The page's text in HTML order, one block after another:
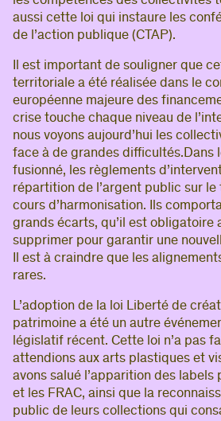
aussi cette loi qui instaure les
de l’action publique (CTAP).
Il est important de souligner que
territoriale a été réalisée dans le
européenne majeure des
crise touche chaque niveau de
nous voyons aujourd’hui les
face à de grandes difficultés.Dans
fusionné, les règlements
répartition de l’argent public sur
cours d’harmonisation. Ils
grands écarts, qu’il est obligatoire
supprimer pour garantir une
Il est à craindre que les
rares.
L’adoption de la loi Liberté de
patrimoine a été un autre
législatif récent. Cette loi n’a pas
attendions aux arts plastiques et
avons salué l’apparition des labels
et les FRAC, ainsi que la
public de leurs collections qui